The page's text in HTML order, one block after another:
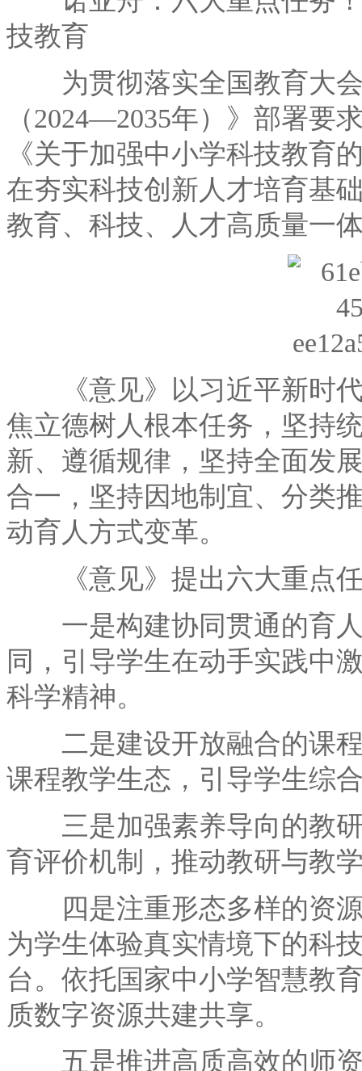
技教育
为贯彻落实全国教育大会
（2024—2035年）》部署要
《关于加强中小学科技教育
在夯实科技创新人才培育基
教育、科技、人才高质量一
《意见》以习近平新时代
焦立德树人根本任务，坚持
新、遵循规律，坚持全面发
合一，坚持因地制宜、分类
动育人方式变革。
《意见》提出六大重点
一是构建协同贯通的育人
同，引导学生在动手实践中
科学精神。
二是建设开放融合的课程
课程教学生态，引导学生综
三是加强素养导向的教研
育评价机制，推动教研与教
四是注重形态多样的资源
为学生体验真实情境下的科
台。依托国家中小学智慧教
质数字资源共建共享。
五是推进高质高效的师资